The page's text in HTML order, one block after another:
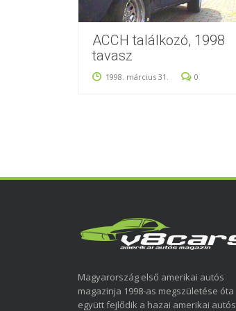
ACCH találkozó, 1998
tavasz
1998. március 31. 0
Magyarország első amerikai autós
magazinja 1998-as megszületése óta
együtt fejlődik a hazai amerikai autós